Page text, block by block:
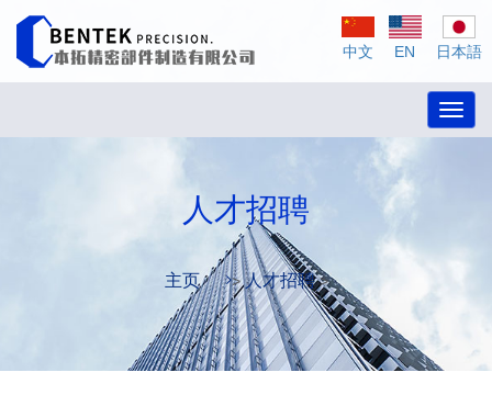
中文 EN 日本語
人才招聘
主页 >人才招聘>